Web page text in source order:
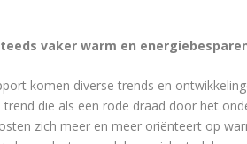
vaker warm en
komen diverse trends en
trend die als een rode draad door het
zich meer en meer oriënteert op